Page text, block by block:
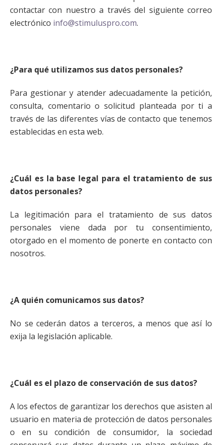
contactar con nuestro a través del siguiente correo
electrónico info@stimuluspro.com.
¿Para qué utilizamos sus datos personales?
Para gestionar y atender adecuadamente la petición,
consulta, comentario o solicitud planteada por ti a
través de las diferentes vías de contacto que tenemos
establecidas en esta web.
¿Cuál es la base legal para el tratamiento de sus
datos personales?
La legitimación para el tratamiento de sus datos
personales viene dada por tu consentimiento,
otorgado en el momento de ponerte en contacto con
nosotros.
¿A quién comunicamos sus datos?
No se cederán datos a terceros, a menos que así lo
exija la legislación aplicable.
¿Cuál es el plazo de conservación de sus datos?
A los efectos de garantizar los derechos que asisten al
usuario en materia de protección de datos personales
o en su condición de consumidor, la sociedad